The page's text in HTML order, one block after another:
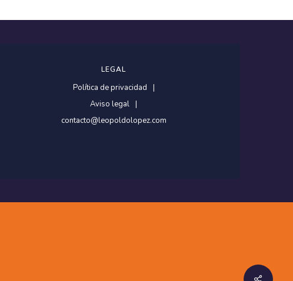
LEGAL
Política de privacidad
Aviso legal
contacto@leopoldolopez.com